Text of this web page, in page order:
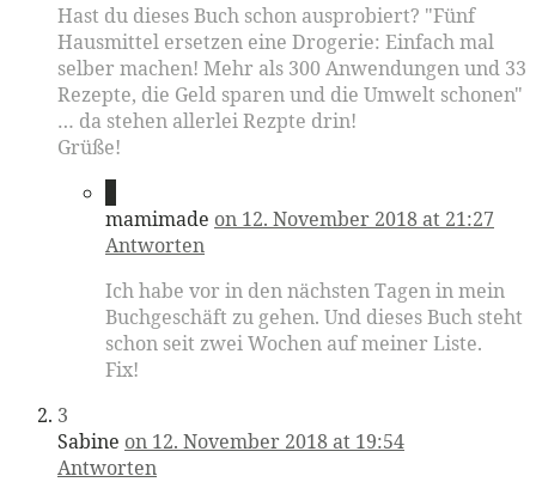
Hast du dieses Buch schon ausprobiert? "Fünf
Hausmittel ersetzen eine Drogerie: Einfach mal
selber machen! Mehr als 300 Anwendungen und 33
Rezepte, die Geld sparen und die Umwelt schonen"
… da stehen allerlei Rezpte drin!
Grüße!
mamimade on 12. November 2018 at 21:27
Antworten
Ich habe vor in den nächsten Tagen in mein
Buchgeschäft zu gehen. Und dieses Buch steht
schon seit zwei Wochen auf meiner Liste.
Fix!
3
Sabine on 12. November 2018 at 19:54
Antworten